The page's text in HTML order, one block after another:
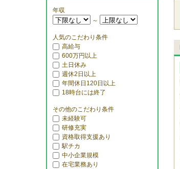
年収
～
人気のこだわり条件
高給与
600万円以上
土日休み
週休2日以上
年間休日120日以上
18時台には終了
その他のこだわり条件
未経験可
研修充実
資格取得支援あり
駅チカ
中小企業規模
在宅業務あり